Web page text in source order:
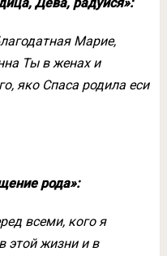
Дева, радуйся»:
Марие,
Ты в женах и
яко Спаса родила еси
рода»:
всеми, кого я
этой жизни и в